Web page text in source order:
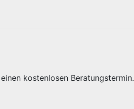
kostenlosen Beratungstermin.